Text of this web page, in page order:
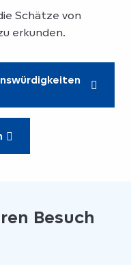
Schätze von
erkunden.
Besuch